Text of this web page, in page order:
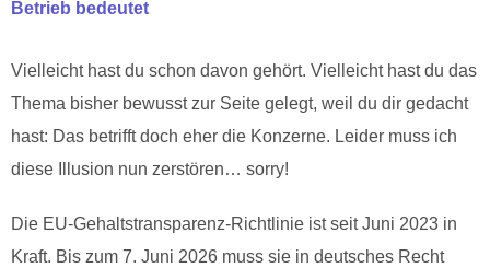
Betrieb bedeutet
Vielleicht hast du schon davon gehört. Vielleicht hast du das
Thema bisher bewusst zur Seite gelegt, weil du dir gedacht
hast: Das betrifft doch eher die Konzerne. Leider muss ich
diese Illusion nun zerstören… sorry!
Die EU-Gehaltstransparenz-Richtlinie ist seit Juni 2023 in
Kraft. Bis zum 7. Juni 2026 muss sie in deutsches Recht